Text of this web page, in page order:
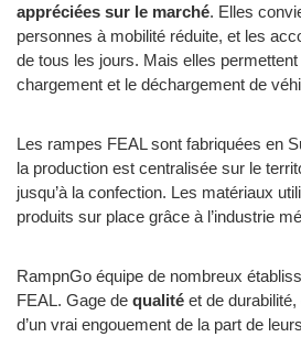
appréciées sur le marché. Elles
personnes à mobilité réduite, et les
de tous les jours. Mais elles
chargement et le déchargement de
Les rampes FEAL sont fabriquées en
la production est centralisée sur le
jusqu’à la confection. Les matériaux
produits sur place grâce à l’industrie
RampnGo équipe de nombreux
FEAL. Gage de qualité et de
d’un vrai engouement de la part de